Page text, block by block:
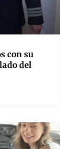
con su
del